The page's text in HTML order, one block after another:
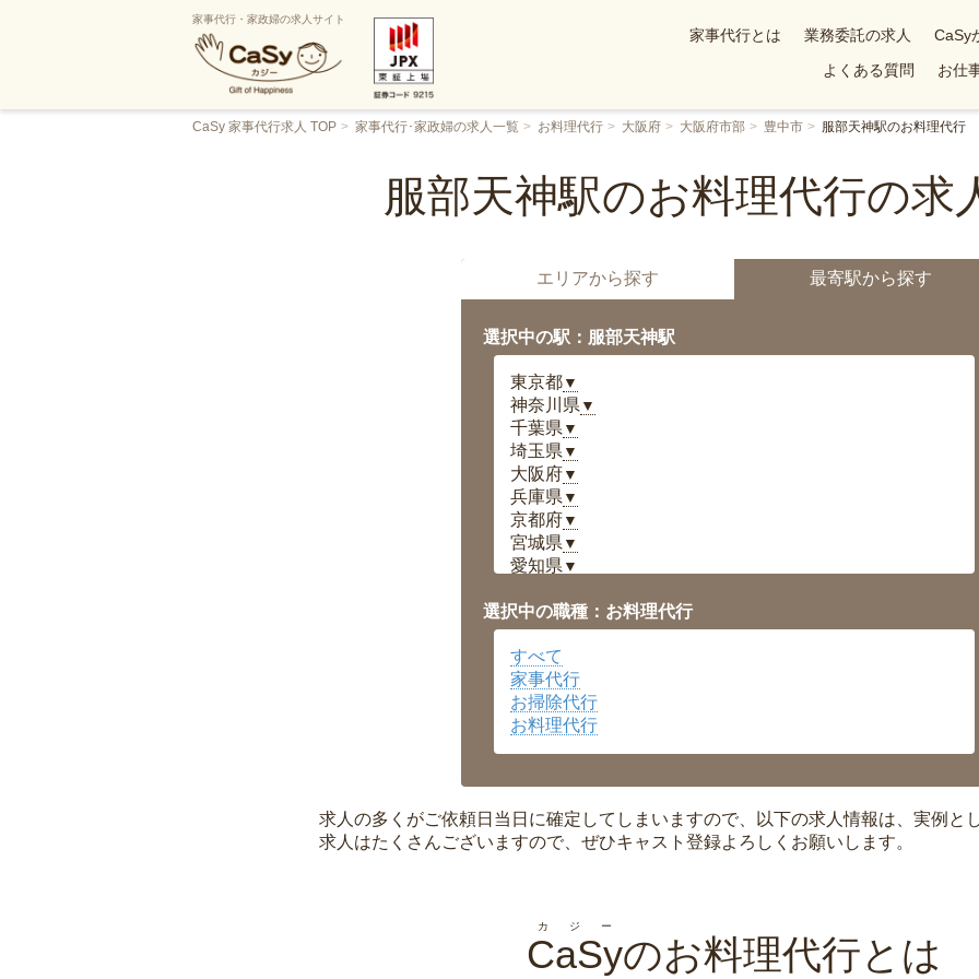
家事代行・家政婦の求人サイト
家事代行とは 業務委託の求人 CaSy
よくある質問
お仕
CaSy 家事代行求人 TOP 家事代行･家政婦の求人一覧 お料理代行 大阪府 大阪府市部 豊中市 服部天神駅のお料理代行
服部天神駅のお料理代行の求
エリアから探す 最寄駅から探す
選択中の駅：服部天神駅
東京都▼
神奈川県 ▼
千葉県 ▼
埼玉県 ▼
大阪府▼
兵庫県 ▼
京都府▼
宮城県 ▼
愛知県 ▼
岡山県▼
広島県▼
沖縄県
選択中の職種：お料理代行
すべて
家事代行
お掃除代行
お料理代行
求人の多くがご依頼日当日に確定してしまいますので、以下の求人情報は、実例と
求人はたくさんございますので、ぜひキャスト登録よろしくお願いします。
CaSy
カジー
のお料理代行とは